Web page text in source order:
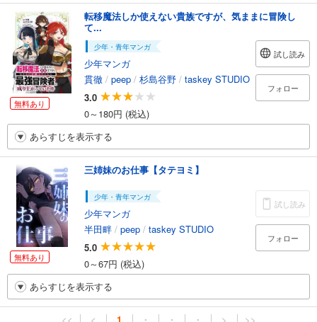
無料あり
転移魔法しか使えない貴族ですが、気ままに冒険し
て...
少年・青年マンガ
少年マンガ
貫徹 / peep / 杉島谷野 / taskey STUDIO
3.0
0～180円 (税込)
試し読み
フォロー
あらすじを表示する
無料あり
三姉妹のお仕事【タテヨミ】
少年・青年マンガ
少年マンガ
半田畔 / peep / taskey STUDIO
5.0
0～67円 (税込)
試し読み
フォロー
あらすじを表示する